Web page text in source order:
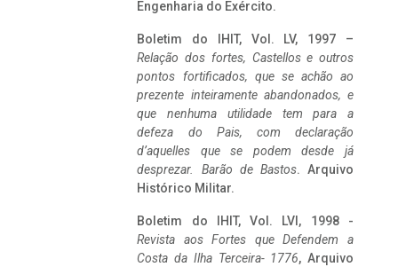
Engenharia do Exército.
Boletim do IHIT, Vol. LV, 1997 –
Relação dos fortes, Castellos e outros
pontos fortificados, que se achão ao
prezente inteiramente abandonados, e
que nenhuma utilidade tem para a
defeza do Pais, com declaração
d’aquelles que se podem desde já
desprezar. Barão de Bastos. Arquivo
Histórico Militar.
Boletim do IHIT, Vol. LVI, 1998 -
Revista aos Fortes que Defendem a
Costa da Ilha Terceira- 1776, Arquivo